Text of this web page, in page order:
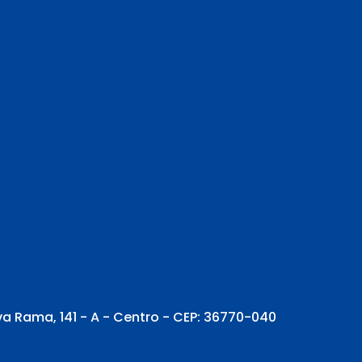
Rama, 141 - A - Centro - CEP: 36770-040